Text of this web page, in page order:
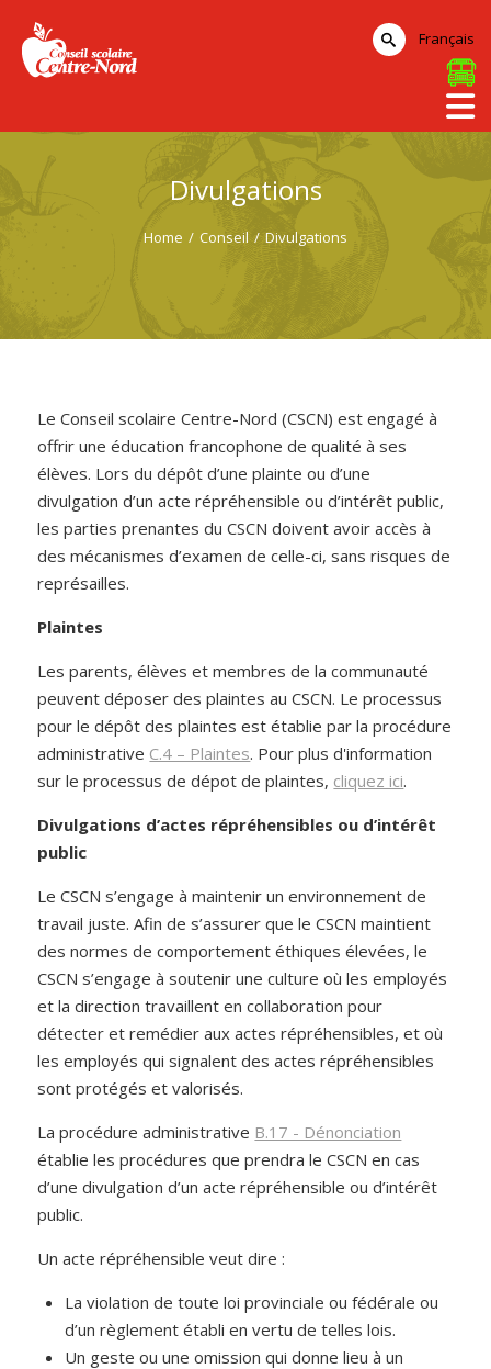
Divulgations
Home / Conseil / Divulgations
Le Conseil scolaire Centre-Nord (CSCN) est engagé à
offrir une éducation francophone de qualité à ses
élèves. Lors du dépôt d’une plainte ou d’une
divulgation d’un acte répréhensible ou d’intérêt public,
les parties prenantes du CSCN doivent avoir accès à
des mécanismes d’examen de celle-ci, sans risques de
représailles.
Plaintes
Les parents, élèves et membres de la communauté
peuvent déposer des plaintes au CSCN. Le processus
pour le dépôt des plaintes est établie par la procédure
administrative C.4 – Plaintes. Pour plus d'information
sur le processus de dépot de plaintes, cliquez ici.
Divulgations d’actes répréhensibles ou d’intérêt
public
Le CSCN s’engage à maintenir un environnement de
travail juste. Afin de s’assurer que le CSCN maintient
des normes de comportement éthiques élevées, le
CSCN s’engage à soutenir une culture où les employés
et la direction travaillent en collaboration pour
détecter et remédier aux actes répréhensibles, et où
les employés qui signalent des actes répréhensibles
sont protégés et valorisés.
La procédure administrative B.17 - Dénonciation
établie les procédures que prendra le CSCN en cas
d’une divulgation d’un acte répréhensible ou d’intérêt
public.
Un acte répréhensible veut dire :
La violation de toute loi provinciale ou fédérale ou
d’un règlement établi en vertu de telles lois.
Un geste ou une omission qui donne lieu à un
Français